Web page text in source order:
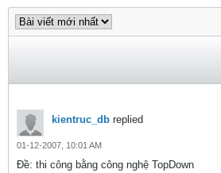
kientruc_db replied
01-12-2007, 10:01 AM
Ðề: thi công bằng công nghệ TopDown